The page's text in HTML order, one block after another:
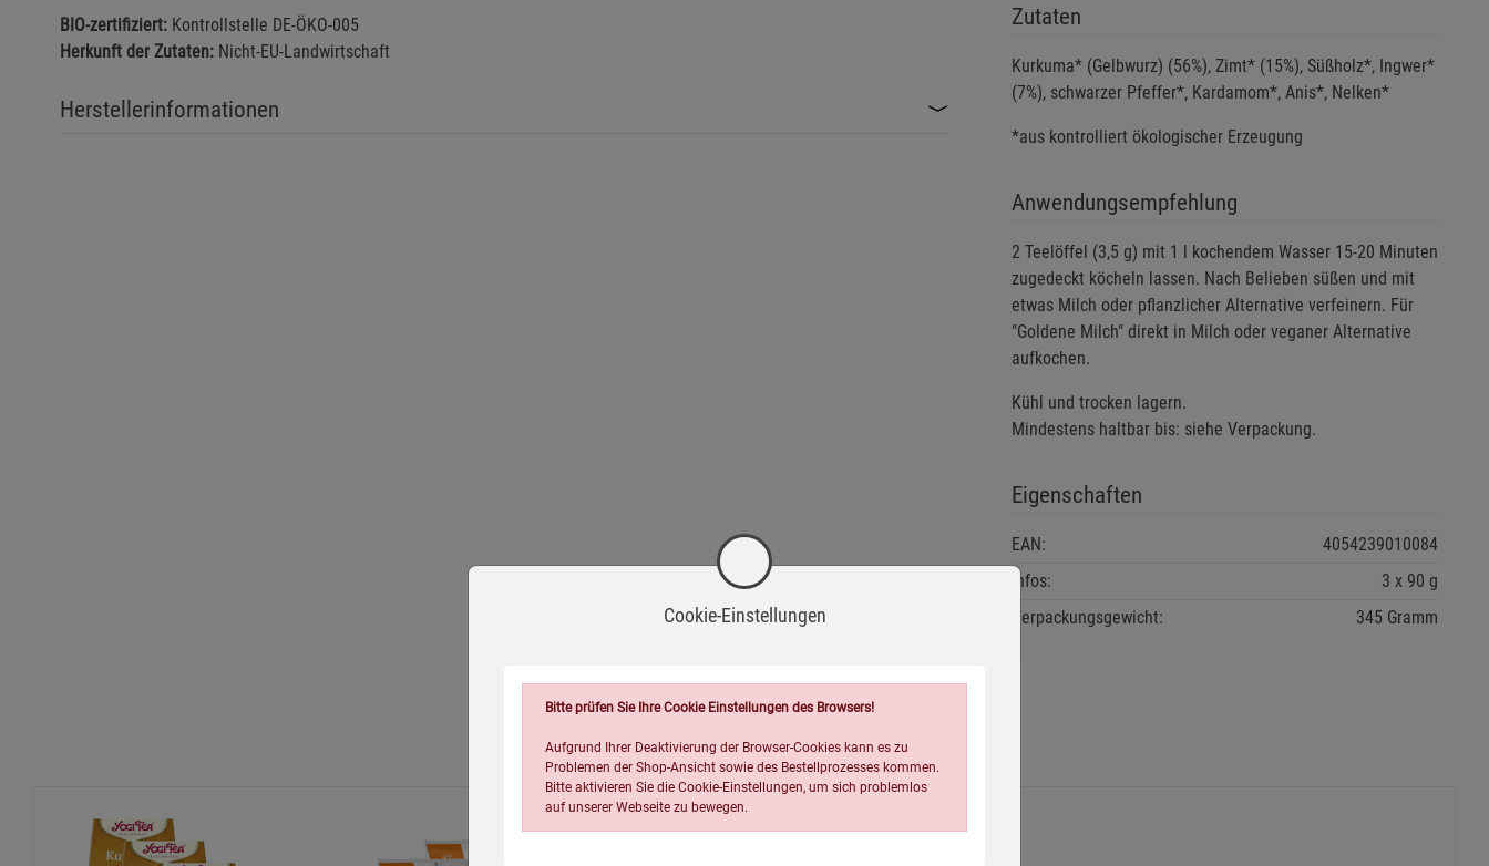
BIO-zertifiziert: Kontrollstelle DE-ÖKO-005
Herkunft der Zutaten: Nicht-EU-Landwirtschaft
Herstellerinformationen
Zutaten
Kurkuma* (Gelbwurz) (56%), Zimt* (15%), Süßholz*, Ingwer*
(7%), schwarzer Pfeffer*, Kardamom*, Anis*, Nelken*
*aus kontrolliert ökologischer Erzeugung
Anwendungsempfehlung
2 Teelöffel (3,5 g) mit 1 l kochendem Wasser 15-20 Minuten
zugedeckt köcheln lassen. Nach Belieben süßen und mit
etwas Milch oder pflanzlicher Alternative verfeinern. Für
"Goldene Milch" direkt in Milch oder veganer Alternative
aufkochen.
Kühl und trocken lagern.
Mindestens haltbar bis: siehe Verpackung.
Eigenschaften
EAN:
4054239010084
Infos:
3 x 90 g
Verpackungsgewicht:
345 Gramm
Wird oft zusammen bestellt:
Cookie-Einstellungen
Bitte prüfen Sie Ihre Cookie Einstellungen des Browsers!
Aufgrund Ihrer Deaktivierung der Browser-Cookies kann es zu
Problemen der Shop-Ansicht sowie des Bestellprozesses kommen.
Bitte aktivieren Sie die Cookie-Einstellungen, um sich problemlos
auf unserer Webseite zu bewegen.